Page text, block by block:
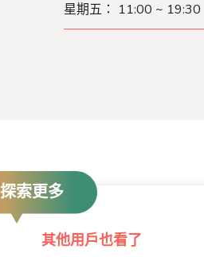
星期五： 11:00 ~ 19:30
探索更多
其他用戶也看了